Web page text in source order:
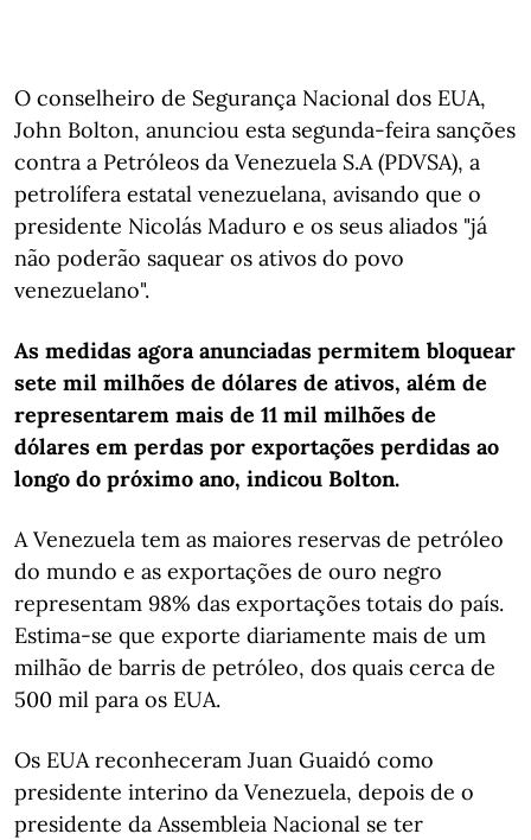
O conselheiro de Segurança Nacional dos EUA,
John Bolton, anunciou esta segunda-feira sanções
contra a Petróleos da Venezuela S.A (PDVSA), a
petrolífera estatal venezuelana, avisando que o
presidente Nicolás Maduro e os seus aliados "já
não poderão saquear os ativos do povo
venezuelano".
As medidas agora anunciadas permitem bloquear
sete mil milhões de dólares de ativos, além de
representarem mais de 11 mil milhões de
dólares em perdas por exportações perdidas ao
longo do próximo ano, indicou Bolton.
A Venezuela tem as maiores reservas de petróleo
do mundo e as exportações de ouro negro
representam 98% das exportações totais do país.
Estima-se que exporte diariamente mais de um
milhão de barris de petróleo, dos quais cerca de
500 mil para os EUA.
Os EUA reconheceram Juan Guaidó como
presidente interino da Venezuela, depois de o
presidente da Assembleia Nacional se ter